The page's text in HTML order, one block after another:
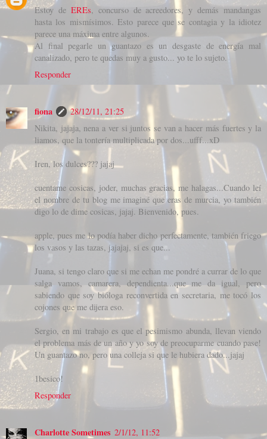
Estoy de EREs, concurso de acreedores, y demás mandangas
hasta los mismísimos. Esto parece que se contagia y la idiotez
parece una máxima entre algunos.
Al final pegarle un guantazo es un desgaste de energía mal
canalizado, pero te quedas muy a gusto... yo te lo sujeto.
Responder
fiona
28/12/11, 21:25
Nikita, jajaja, nena a ver si juntos se van a hacer más fuertes y la
liamos, que la tontería multiplicada por dos...ufff...xD
Iren, los dulces??? jajaj
cuentame cosicas, joder, muchas gracias, me halagas...Cuando leí
el nombre de tu blog me imaginé que eras de murcia, yo también
digo lo de dime cosicas, jajaj. Bienvenido, pues.
apple, pues me lo podía haber dicho perfectamente, también friego
los vasos y las tazas, jajajaj, si es que...
Juana, si tengo claro que si me echan me pondré a currar de lo que
salga vamos, camarera, dependienta...que me da igual, pero
sabiendo que soy bióloga reconvertida en secretaria, me tocó los
cojones que me dijera eso.
Sergio, en mi trabajo es que el pesimismo abunda, llevan viendo
el problema más de un año y yo soy de preocuparme cuando pase!
Un guantazo no, pero una colleja si que le hubiera dado...jajaj
1besico!
Responder
Charlotte Sometimes 2/1/12, 11:52